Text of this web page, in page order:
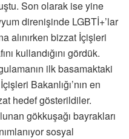
Son olarak ise yine
direnişinde LGBTİ+’lar
alınırken bizzat İçişleri
kullandığını gördük.
ilk basamaktaki
Bakanlığı’nın en
hedef gösterildiler.
gökkuşağı bayrakları
sosyal